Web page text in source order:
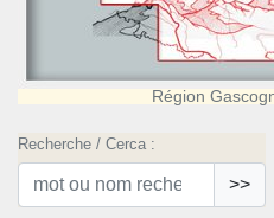
Région
Recherche / Cerca :
>>